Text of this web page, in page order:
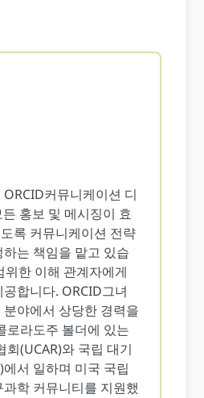
커뮤니케이션 디
홍보 및 메시징이 효
록 커뮤니케이션 전략
는 책임을 맡고 있습
위한 이해 관계자에게
합니다. ORCID그녀
야에서 상당한 경력을
로라도주 볼더에 있는
회(UCAR)와 국립 대기
에서 일하며 미국 국립
학 커뮤니티를 지원했